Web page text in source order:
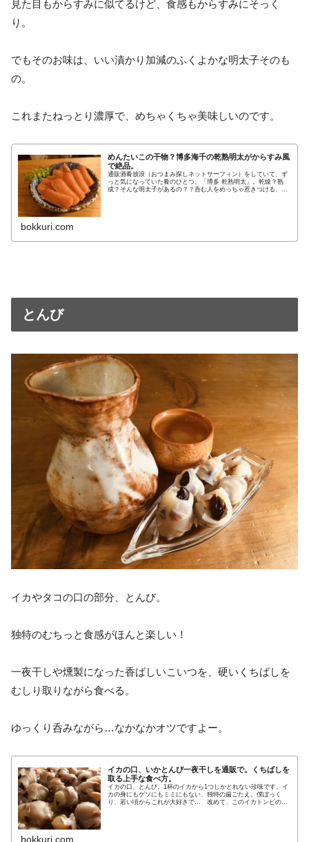
見た目もからすみに似てるけど、食感もからすみにそっく
り。
でもそのお味は、いい漬かり加減のふくよかな明太子そのも
の。
これまたねっとり濃厚で、めちゃくちゃ美味しいのです。
めんたいこの干物？博多海千の乾熟明太がからすみ風
で絶品。
通販酒肴放浪（おつまみ探しネットサーフィン）をしていて、ず
っと気になっていた肴のひとつ。「博多 乾熟明太」。乾燥？熟
成？そんな明太子があるの？？呑む人をめっちゃ惹きつける、な
bokkuri.com
とんび
イカやタコの口の部分、とんび。
独特のむちっと食感がほんと楽しい！
一夜干しや燻製になった香ばしいこいつを、硬いくちばしを
むしり取りながら食べる。
ゆっくり呑みながら…なかなかオツですよー。
イカの口、いかとんび一夜干しを通販で。くちばしを
取る上手な食べ方。
イカの口、とんび。1杯のイカから1つしかとれない珍味です。イ
カの身にもゲソにもミミにもない、独特の歯ごたえ。僕ぼっく
り、若い頃からこれが大好きで… 改めて、このイカトンビの魅
bokkuri.com